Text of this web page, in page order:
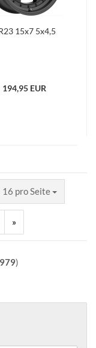
15x7 5x4,5
194,95 EUR
16 pro Seite
pro Seite
»
979)